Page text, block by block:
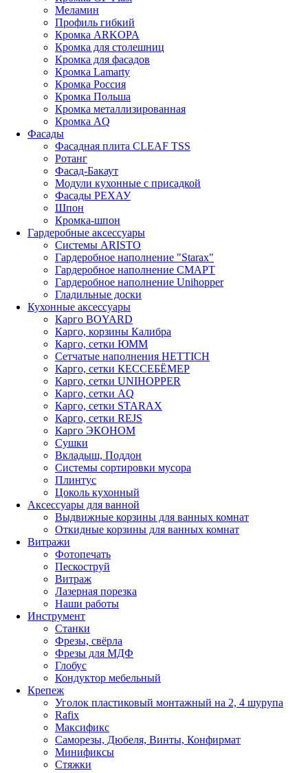
Меламин
Профиль гибкий
Кромка ARKOPA
Кромка для столешниц
Кромка для фасадов
Кромка Lamarty
Кромка Россия
Кромка Польша
Кромка металлизированная
Кромка AQ
Фасады
Фасадная плита CLEAF TSS
Ротанг
Фасад-Бакаут
Модули кухонные с присадкой
Фасады РЕХАУ
Шпон
Кромка-шпон
Гардеробные аксессуары
Системы ARISTO
Гардеробное наполнение "Starax"
Гардеробное наполнение СМАРТ
Гардеробное наполнение Unihopper
Гладильные доски
Кухонные аксессуары
Карго BOYARD
Карго, корзины Калибра
Карго, сетки ЮММ
Сетчатые наполнения HETTICH
Карго, сетки КЕССЕБЁМЕР
Карго, сетки UNIHOPPER
Карго, сетки AQ
Карго, сетки STARAX
Карго, сетки REJS
Карго ЭКОНОМ
Сушки
Вкладыш, Поддон
Системы сортировки мусора
Плинтус
Цоколь кухонный
Аксессуары для ванной
Выдвижные корзины для ванных комнат
Откидные корзины для ванных комнат
Витражи
Фотопечать
Пескоструй
Витраж
Лазерная порезка
Наши работы
Инструмент
Станки
Фрезы, свёрла
Фрезы для МДФ
Глобус
Кондуктор мебельный
Крепеж
Уголок пластиковый монтажный на 2, 4 шурупа
Rafix
Максификс
Саморезы, Дюбеля, Винты, Конфирмат
Минификсы
Стяжки